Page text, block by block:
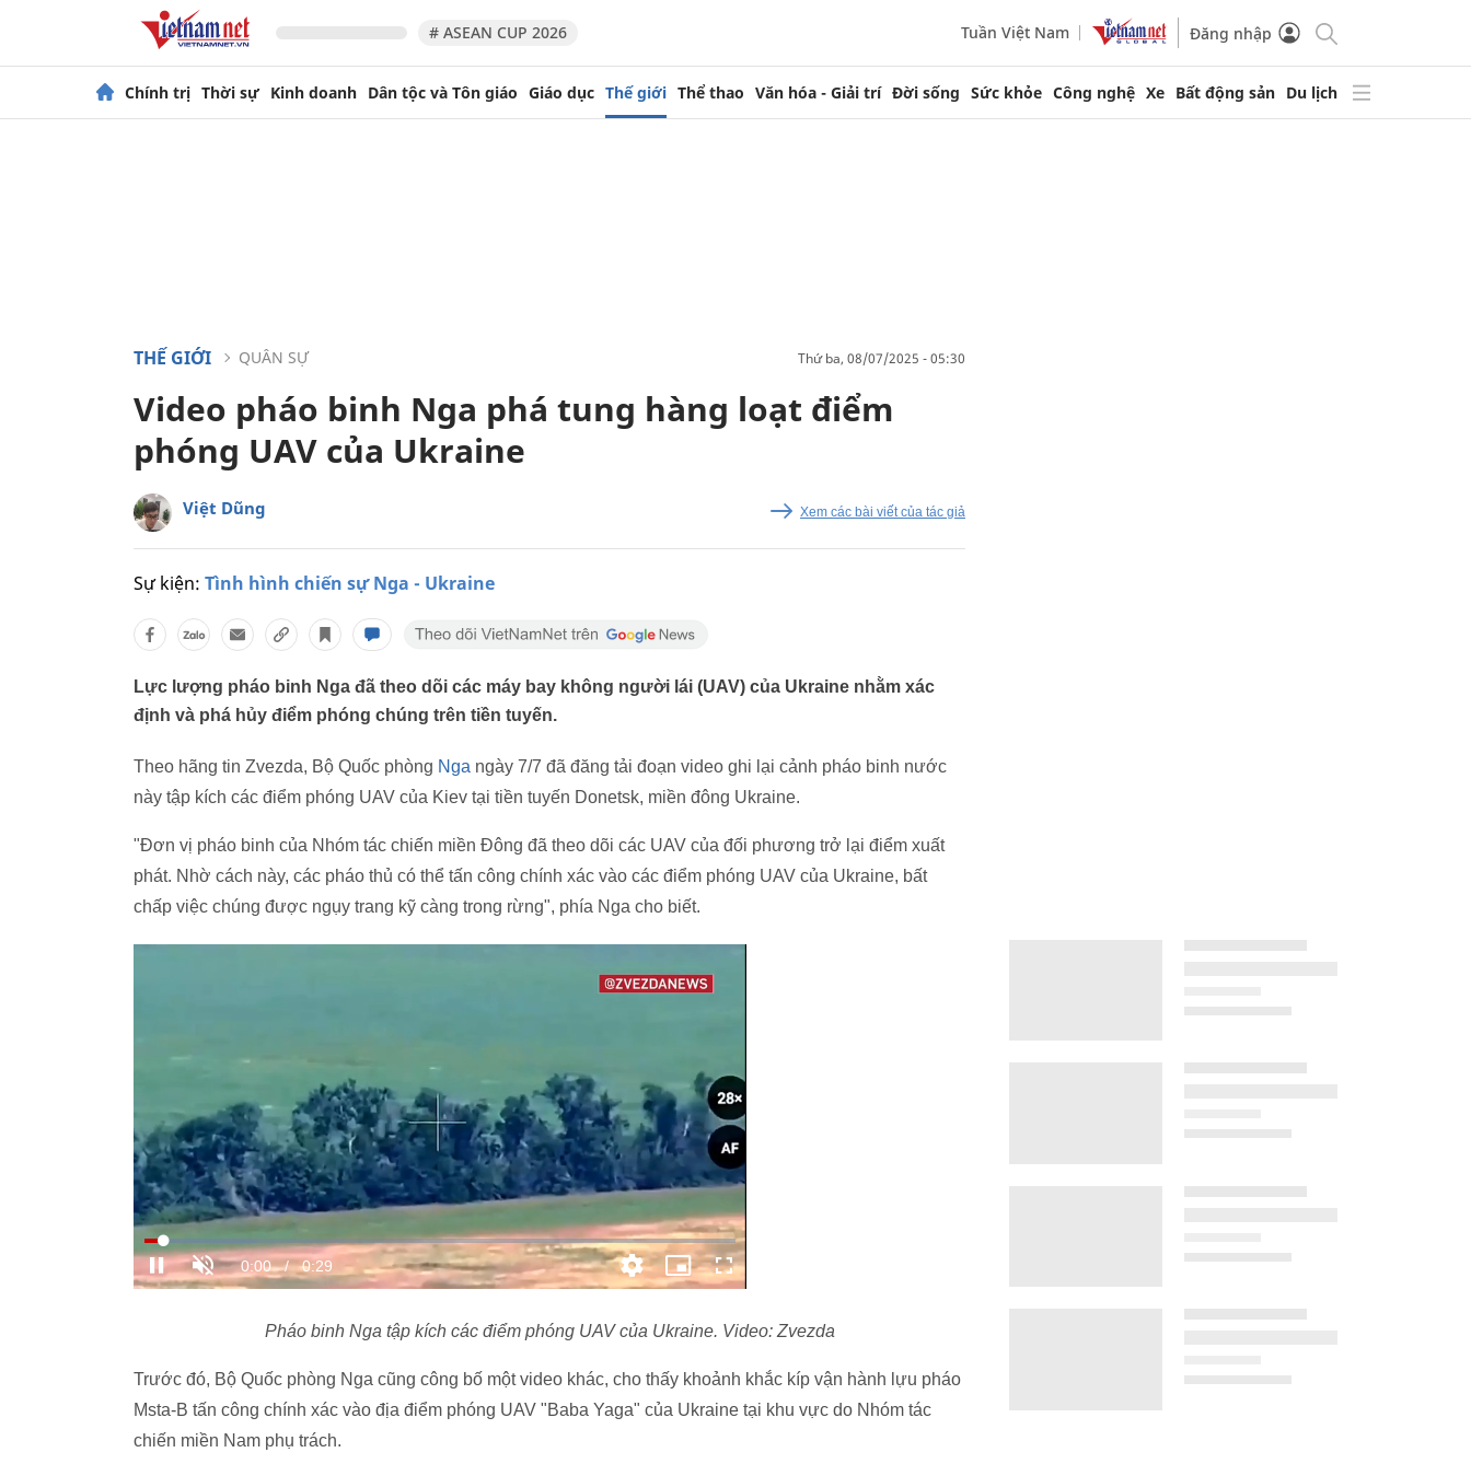
# ASEAN CUP 2026 Tuần Việt Nam Đăng nhập
Chính trị Thời sự Kinh doanh Dân tộc và Tôn giáo Giáo dục Thế giới Thể thao Văn hóa - Giải trí Đời sống Sức khỏe Công nghệ Xe Bất động sản Du lịch
THẾ GIỚI QUÂN SỰ thứ ba, 08/07/2025 - 05:30
Video pháo binh Nga phá tung hàng loạt điểm
phóng UAV của Ukraine
Việt Dũng Xem các bài viết của tác giả
Sự kiện: Tình hình chiến sự Nga - Ukraine
Lực lượng pháo binh Nga đã theo dõi các máy bay không người lái (UAV) của Ukraine nhằm xác
định và phá hủy điểm phóng chúng trên tiền tuyến.
Theo hãng tin Zvezda, Bộ Quốc phòng Nga ngày 7/7 đã đăng tải đoạn video ghi lại cảnh pháo binh nước
này tập kích các điểm phóng UAV của Kiev tại tiền tuyến Donetsk, miền đông Ukraine.
"Đơn vị pháo binh của Nhóm tác chiến miền Đông đã theo dõi các UAV của đối phương trở lại điểm xuất
phát. Nhờ cách này, các pháo thủ có thể tấn công chính xác vào các điểm phóng UAV của Ukraine, bất
chấp việc chúng được ngụy trang kỹ càng trong rừng", phía Nga cho biết.
Pháo binh Nga tập kích các điểm phóng UAV của Ukraine. Video: Zvezda
Trước đó, Bộ Quốc phòng Nga cũng công bố một video khác, cho thấy khoảnh khắc kíp vận hành lựu pháo
Msta-B tấn công chính xác vào địa điểm phóng UAV "Baba Yaga" của Ukraine tại khu vực do Nhóm tác
chiến miền Nam phụ trách.